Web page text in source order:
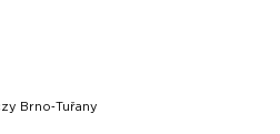
Brno‑Tuřany